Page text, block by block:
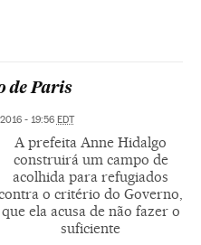
de Paris
- 19:56 EDT
A prefeita Anne Hidalgo
construirá um campo de
acolhida para refugiados
o critério do Governo,
que ela acusa de não fazer o
suficiente